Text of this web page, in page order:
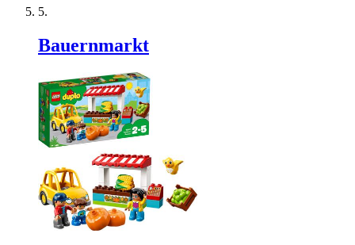
Bauernmarkt